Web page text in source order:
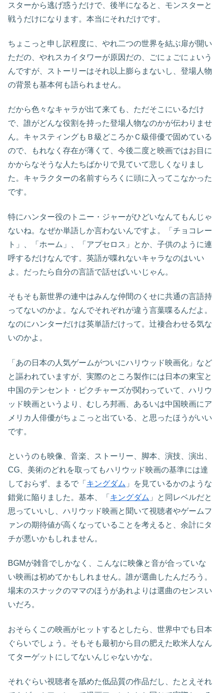
スターから逃げ惑うだけで、後半になると、モンスターと
戦うだけになります。本当にそれだけです。
ちょこっと申し訳程度に、やれ二つの世界を結ぶ扉が開い
ただの、やれスカイタワーが原因だの、ごにょごにょいう
んですが、ストーリーはそれ以上膨らまないし、登場人物
の背景も基本何も語られません。
だから色々なキャラが出て来ても、ただそこにいるだけ
で、誰がどんな役割を持った登場人物なのかが伝わりませ
ん。キャスティングもＢ級どころかＣ級俳優で固めている
ので、もれなく存在が薄くて、今後二度と映画ではお目に
かからなそうな人たちばかりで見ていて悲しくなりまし
た。キャラクターの名前すらろくに頭に入ってこなかった
です。
特にハンター役のトニー・ジャーがひどいなんてもんじゃ
ないね。なぜか単語しか言わないんですよ。「チョコレー
ト」、「ホーム」、「アプセロス」とか、子供のように連
呼するだけなんです。英語が喋れないキャラなのはいい
よ。だったら自分の言語で話せばいいじゃん。
そもそも新世界の連中はみんな仲間のくせに共通の言語持
ってないのかよ。なんでそれぞれが違う言葉喋るんだよ。
なのにハンターだけは英単語だけって。辻褄合わせる気な
いのかよ。
「あの日本の人気ゲームがついにハリウッド映画化」など
と謳われていますが、実際のところ製作には日本の東宝と
中国のテンセント・ピクチャーズが関わっていて、ハリウ
ッド映画というより、むしろ邦画、あるいは中国映画にア
メリカ人俳優がちょこっと出ている、と思ったほうがいい
です。
というのも映像、音楽、ストーリー、脚本、演技、演出、
CG、美術のどれを取ってもハリウッド映画の基準には達
しておらず、まるで「 キングダム 」を見ているかのような
錯覚に陥りました。基本、「 キングダム 」と同レベルだと
思っていいし、ハリウッド映画と聞いて視聴者やゲームフ
ァンの期待値が高くなっていることを考えると、余計にタ
チが悪いかもしれません。
BGMが雑音でしかなく、こんなに映像と音が合っていな
い映画は初めてかもしれません。誰が選曲したんだろう。
場末のスナックのママのほうがあれよりは選曲のセンスい
いだろ。
おそらくこの映画がヒットするとしたら、世界中でも日本
ぐらいでしょう。そもそも最初から目の肥えた欧米人なん
てターゲットにしてないんじゃないかな。
それぐらい視聴者を舐めた低品質の作品だし、たとえそれ